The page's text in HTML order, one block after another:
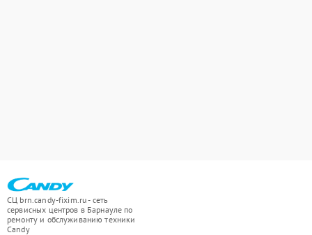
СЦ brn.candy-fixim.ru - сеть
сервисных центров в Барнауле по
ремонту и обслуживанию техники
Candy